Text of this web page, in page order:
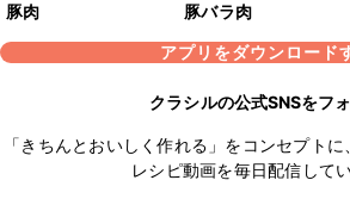
豚肉
豚バラ肉
アプリをダウンロード
クラシルの公式SNSをフ
「きちんとおいしく作れる」をコンセプト
レシピ動画を毎日配信してい